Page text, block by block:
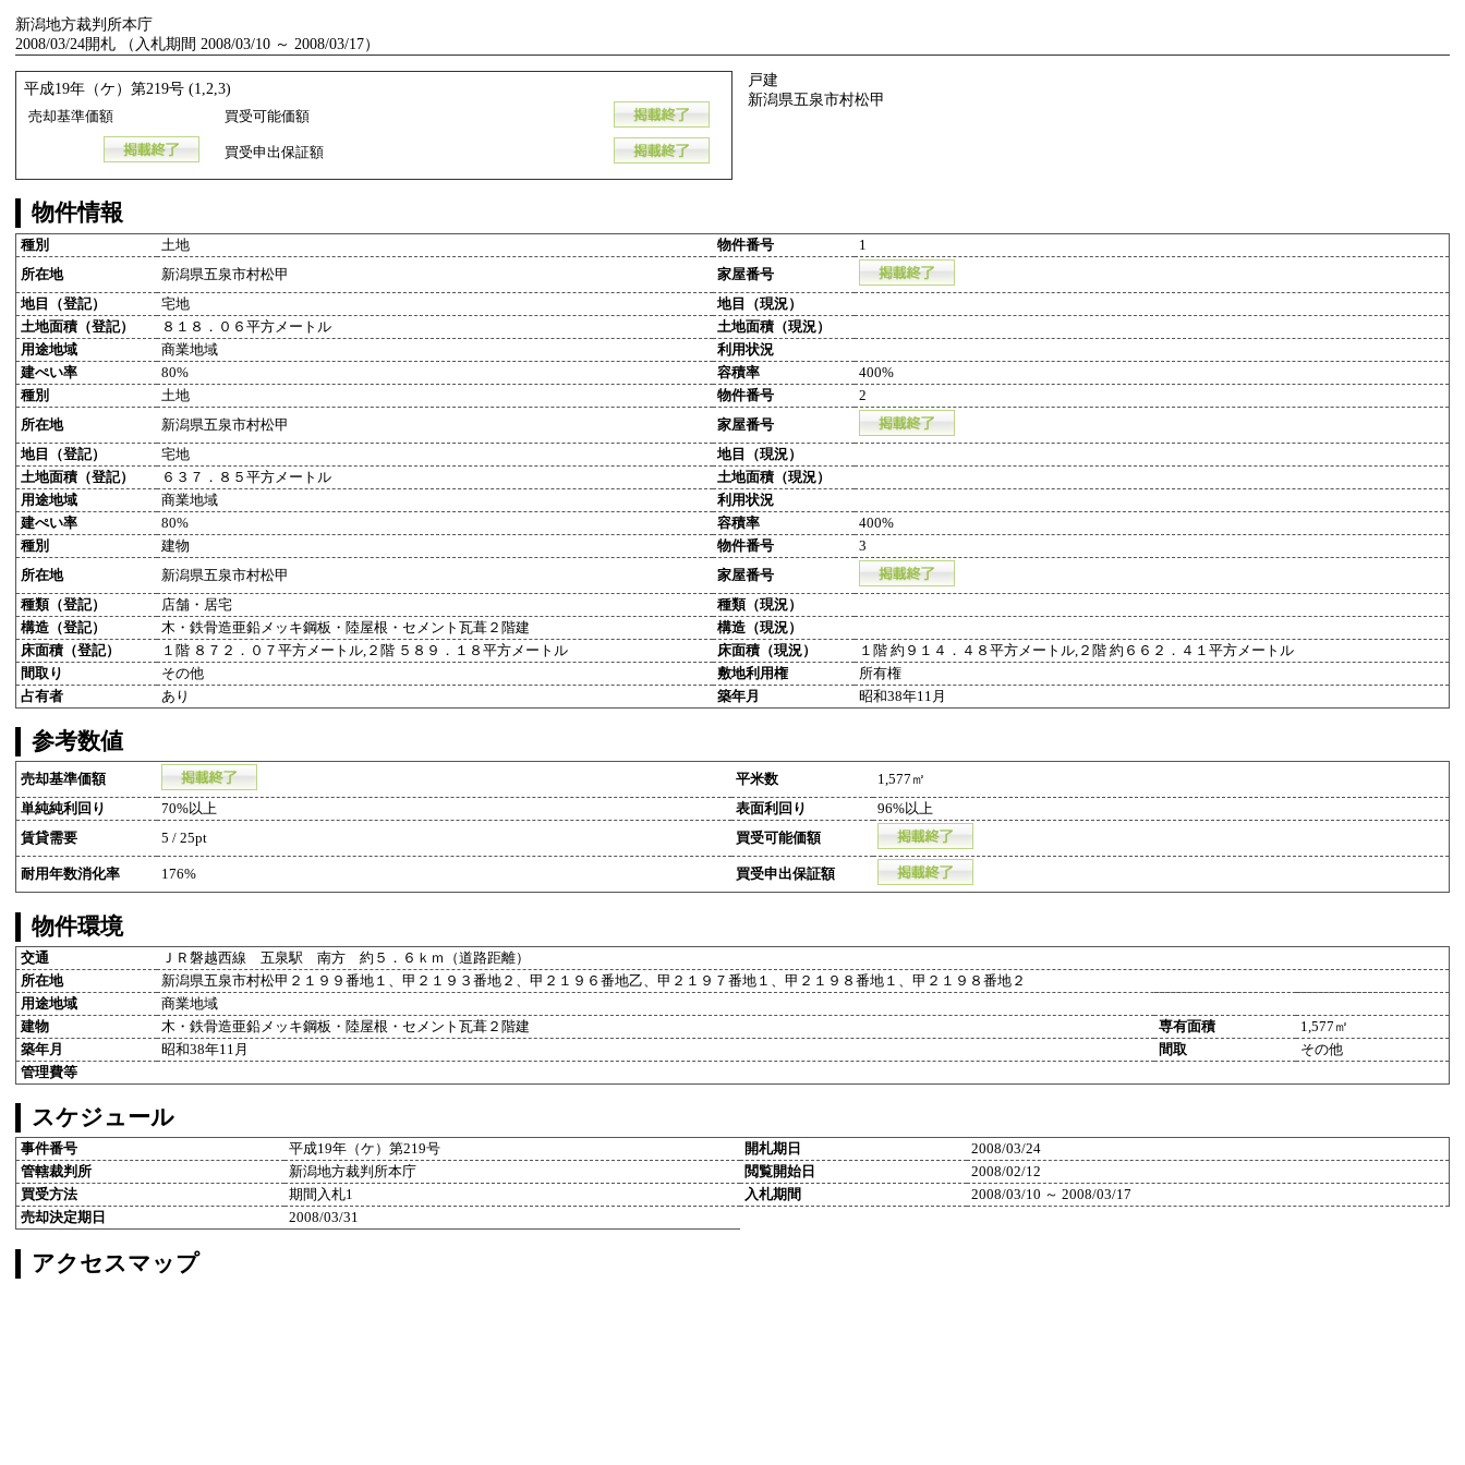
新潟地方裁判所本庁
2008/03/24開札 （入札期間 2008/03/10 ～ 2008/03/17）
平成19年（ケ）第219号 (1,2,3)
売却基準価額 買受可能価額
買受申出保証額
戸建
新潟県五泉市村松甲
物件情報
種別 土地 物件番号
1
所在地
新潟県五泉市村松甲
家屋番号
地目（登記）
宅地
地目（現況）
土地面積（登記）
８１８．０６平方メートル
土地面積（現況）
用途地域
商業地域
利用状況
建ぺい率
80% 容積率
400%
種別
土地 物件番号
2
所在地
新潟県五泉市村松甲
家屋番号
地目（登記）
宅地
地目（現況）
土地面積（登記）
６３７．８５平方メートル
土地面積（現況）
用途地域
商業地域
利用状況
建ぺい率
80% 容積率
400%
種別
建物 物件番号
3
所在地
新潟県五泉市村松甲
家屋番号
種類（登記）
店舗・居宅
種類（現況）
構造（登記）
木・鉄骨造亜鉛メッキ鋼板・陸屋根・セメント瓦葺２階建
構造（現況）
床面積（登記）
１階 ８７２．０７平方メートル,２階 ５８９．１８平方メートル 床面積（現況）
１階 約９１４．４８平方メートル,２階 約６６２．４１平方メートル
間取り
その他 敷地利用権
所有権
占有者
あり 築年月 昭和38年11月
参考数値
売却基準価額 平米数
1,577㎡
単純純利回り
70%以上 表面利回り
96%以上
賃貸需要
5 / 25pt 買受可能価額
耐用年数消化率 176% 買受申出保証額
物件環境
交通
ＪＲ磐越西線 五泉駅 南方 約５．６ｋｍ（道路距離）
所在地
新潟県五泉市村松甲２１９９番地１、甲２１９３番地２、甲２１９６番地乙、甲２１９７番地１、甲２１９８番地１、甲２１９８番地２
用途地域
商業地域
建物
木・鉄骨造亜鉛メッキ鋼板・陸屋根・セメント瓦葺２階建 専有面積
1,577㎡
築年月
昭和38年11月 間取
その他
管理費等
スケジュール
事件番号 平成19年（ケ）第219号 開札期日
2008/03/24
管轄裁判所
新潟地方裁判所本庁 閲覧開始日
2008/02/12
買受方法
期間入札1 入札期間
2008/03/10 ～ 2008/03/17
売却決定期日
2008/03/31
アクセスマップ